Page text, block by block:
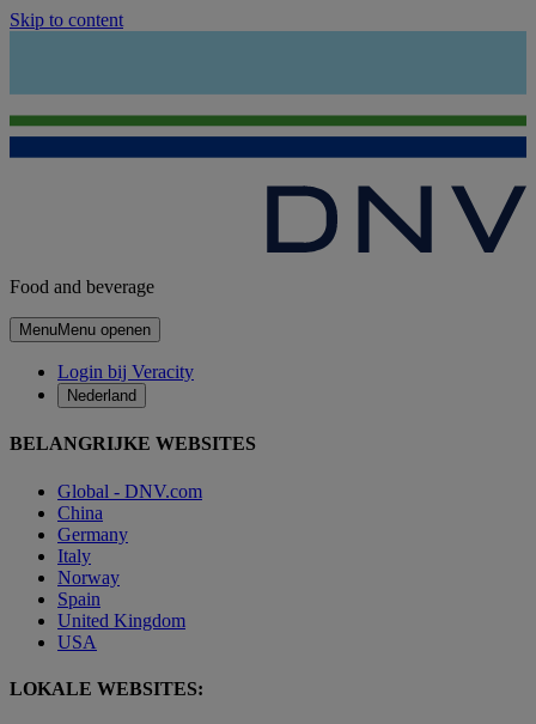
Skip to content
Food and beverage
MenuMenu openen
Login bij Veracity
Nederland
BELANGRIJKE WEBSITES
Global - DNV.com
China
Germany
Italy
Norway
Spain
United Kingdom
USA
LOKALE WEBSITES: